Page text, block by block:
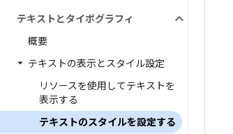
テキストとタイポグラフィ
概要
テキストの表示とスタイル設定
リソースを使用してテキストを
表示する
テキストのスタイルを設定する